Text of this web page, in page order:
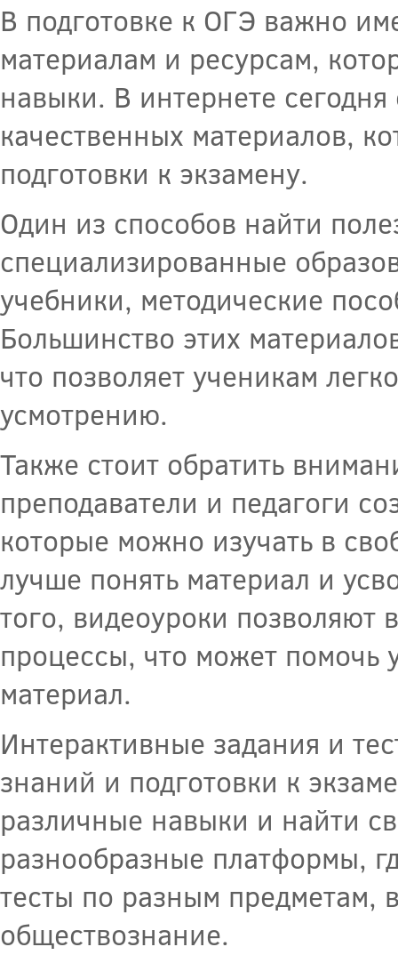
В подготовке к ОГЭ важно
материалам и ресурсам,
навыки. В интернете
качественных материалов,
подготовки к экзамену.
Один из способов найти
специализированные
учебники, методические
Большинство этих
что позволяет ученикам
усмотрению.
Также стоит обратить
преподаватели и педагоги
которые можно изучать в
лучше понять материал и
того, видеоуроки позволяют
процессы, что может помочь
материал.
Интерактивные задания и
знаний и подготовки к
различные навыки и найти
разнообразные платформы,
тесты по разным предметам,
обществознание.